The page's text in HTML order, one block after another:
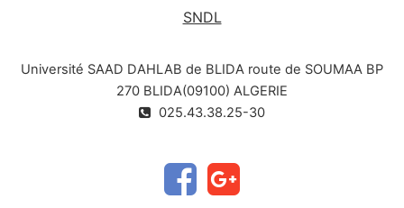
SNDL
Université SAAD DAHLAB de BLIDA route de SOUMAA BP
270 BLIDA(09100) ALGERIE
025.43.38.25-30